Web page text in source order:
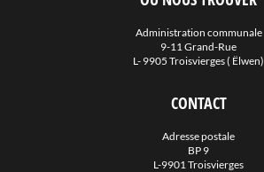
Administration communale
9-11 Grand-Rue
L- 9905 Troisvierges ( Ëlwen)
CONTACT
Adresse postale
BP 9
L-9901 Troisvierges